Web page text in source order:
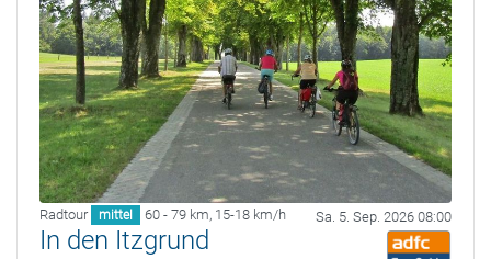
Radtour mittel 60 - 79 km, 15-18 km/h Sa. 5. Sep. 2026 08:00
In den Itzgrund